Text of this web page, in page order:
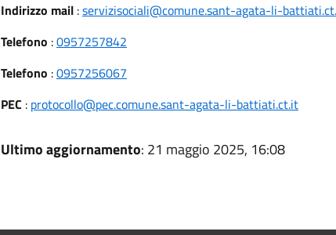
Indirizzo mail:servizisociali@comune.sant-agata-li-
Telefono :0957257842
Telefono :0957256067
PEC : protocollo@pec.comune.sant-agata-li-battiati.ct.it
Ultimo aggiornamento: 21 maggio 2025, 16:08